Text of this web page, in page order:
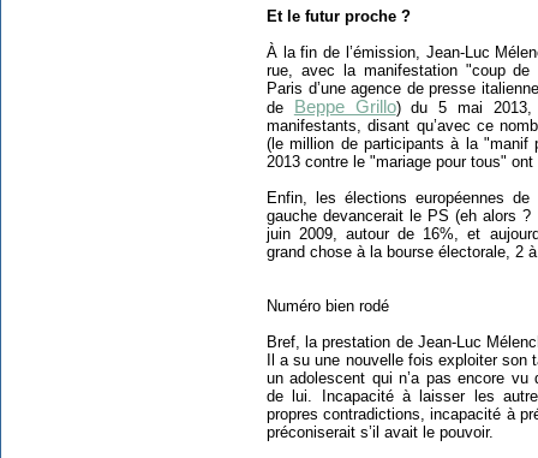
Et le futur proche ?
À la fin de l’émission, Jean-Luc
rue, avec la manifestation "coup de
Paris d’une agence de presse
de
Beppe Grillo) du 5 mai
manifestants, disant qu’avec ce
(le million de participants à la
2013 contre le "mariage pour tous" ont
Enfin, les élections européennes
gauche devancerait le PS (eh alors
juin 2009, autour de 16%, et
grand chose à la bourse électorale, 2
Numéro bien rodé
Bref, la prestation de Jean-Luc
Il a su une nouvelle fois exploiter
un adolescent qui n’a pas encore vu
de lui. Incapacité à laisser les
propres contradictions, incapacité à
préconiserait s’il avait le pouvoir.